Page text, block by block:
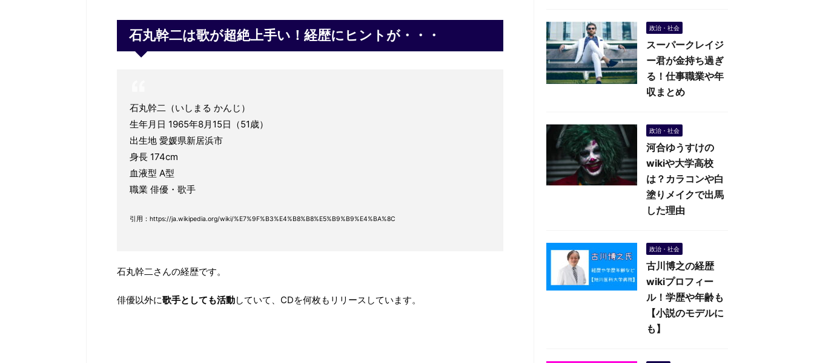
石丸幹二は歌が超絶上手い！経歴にヒントが・・・
石丸幹二（いしまる かんじ）
生年月日 1965年8月15日（51歳）
出生地 愛媛県新居浜市
身長 174cm
血液型 A型
職業 俳優・歌手
引用：https://ja.wikipedia.org/wiki/%E7%9F%B3%E4%B8%B8%E5%B9%B9%E4%BA%8C
石丸幹二さんの経歴です。
俳優以外に歌手としても活動していて、CDを何枚もリリースしています。
政治・社会
スーパークレイジ
ー君が金持ち過ぎ
る！仕事職業や年
収まとめ
政治・社会
河合ゆうすけの
wikiや大学高校
は？カラコンや白
塗りメイクで出馬
した理由
政治・社会
古川博之の経歴
wikiプロフィー
ル！学歴や年齢も
【小説のモデルに
も】